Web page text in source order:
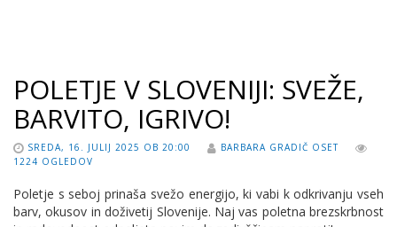
POLETJE V SLOVENIJI: SVEŽE,
BARVITO, IGRIVO!
SREDA, 16. JULIJ 2025 OB 20:00
BARBARA GRADIČ OSET
1224 OGLEDOV
Poletje s seboj prinaša svežo energijo, ki vabi k odkrivanju vseh
barv, okusov in doživetij Slovenije. Naj vas poletna brezskrbnost